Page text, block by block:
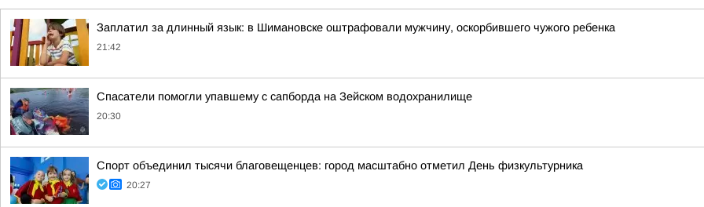
Заплатил за длинный язык: в Шимановске оштрафовали мужчину, оскорбившего чужого ребенка
21:42
Спасатели помогли упавшему с сапборда на Зейском водохранилище
20:30
Спорт объединил тысячи благовещенцев: город масштабно отметил День физкультурника
20:27